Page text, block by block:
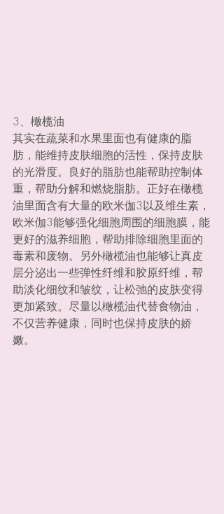
3、橄榄油
其实在蔬菜和水果里面也有健康的脂
肪，能维持皮肤细胞的活性，保持皮肤
的光滑度。良好的脂肪也能帮助控制体
重，帮助分解和燃烧脂肪。正好在橄榄
油里面含有大量的欧米伽3以及维生素，
欧米伽3能够强化细胞周围的细胞膜，能
更好的滋养细胞，帮助排除细胞里面的
毒素和废物。另外橄榄油也能够让真皮
层分泌出一些弹性纤维和胶原纤维，帮
助淡化细纹和皱纹，让松弛的皮肤变得
更加紧致。尽量以橄榄油代替食物油，
不仅营养健康，同时也保持皮肤的娇
嫩。